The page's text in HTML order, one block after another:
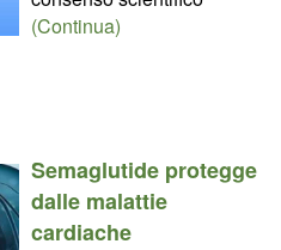
(Continua)
Semaglutide protegge
dalle malattie
cardiache